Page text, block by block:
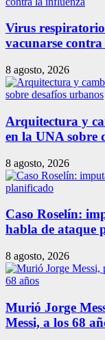
Virus
vacunarse
8 agosto, 2026
Arquitectura y
en la UNA sobre
8 agosto, 2026
Caso Roselín:
habla de ataque
8 agosto, 2026
Murió Jorge
Messi, a los 68